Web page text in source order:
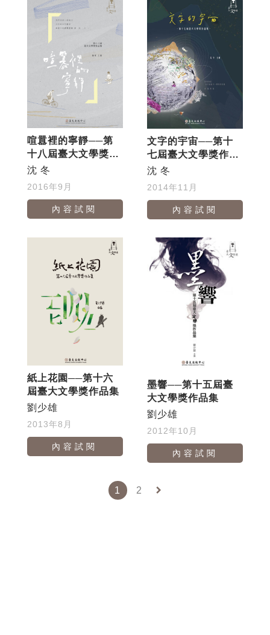
喧囂裡的寧靜──第
十八屆臺大文學獎作
品集
沈 冬
2016年9月
內容試閱
文字的宇宙──第十
七屆臺大文學獎作品
集
沈 冬
2014年11月
內容試閱
紙上花園──第十六
屆臺大文學獎作品集
劉少雄
2013年8月
內容試閱
墨響──第十五屆臺
大文學獎作品集
劉少雄
2012年10月
內容試閱
1 2 keyboard_arrow_right